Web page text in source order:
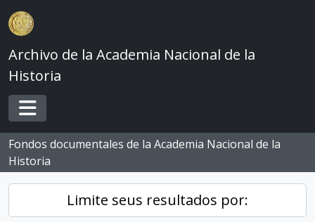
Skip to main content
Archivo de la Academia Nacional de la
Historia
Toggle navigation
Fondos documentales de la Academia Nacional de la
Historia
Limite seus resultados por: